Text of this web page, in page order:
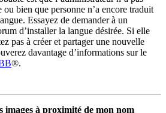
bien que personne n’a encore traduit
Essayez de demander à un
d’installer la langue désirée. Si elle
pas à créer et partager une nouvelle
davantage d’informations sur le
®.
images à proximité de mon nom